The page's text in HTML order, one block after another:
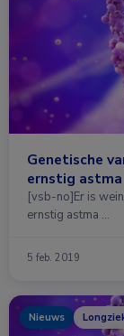
Genetische
ernstig astma
[vsb-no]Er is
ernstig astma …
5 feb. 2019
Nieuws